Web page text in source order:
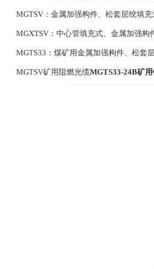
MGTSV：金属加强构件、松套层绞填
MGXTSV：中心管填充式、金属加强
MGTS33：煤矿用金属加强构件、松套
MGTSV矿用阻燃光缆MGTS33-24B矿